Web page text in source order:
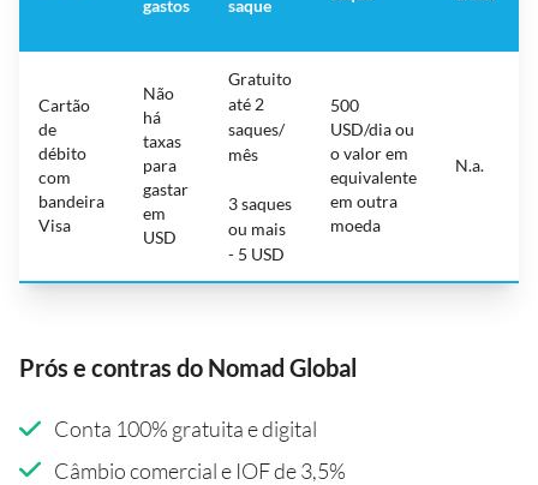
gastos
saque
Cartão
de
débito
com
bandeira
Visa
Não
há
taxas
para
gastar
em
USD
Gratuito
até 2
saques/
mês
3 saques
ou mais
- 5 USD
500
USD/dia ou
o valor em
equivalente
em outra
moeda
N.a.
Prós e contras do Nomad Global
Conta 100% gratuita e digital
Câmbio comercial e IOF de 3,5%